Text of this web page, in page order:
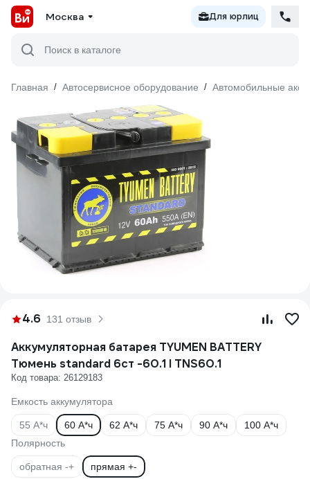
Москва Для юрлиц
Поиск в каталоге
Главная / Автосервисное оборудование / Автомобильные
4.6 131 отзыв
Аккумуляторная батарея TYUMEN BATTERY
Тюмень standard 6ст -60.1 l TNS60.1
Код товара: 26129183
Емкость аккумулятора
55 А*ч 60 А*ч 62 А*ч 75 А*ч 90 А*ч
100 А*ч
Полярность
обратная -+ прямая +-